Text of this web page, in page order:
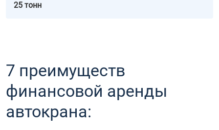
25 тонн
7 преимуществ
финансовой аренды
автокрана: